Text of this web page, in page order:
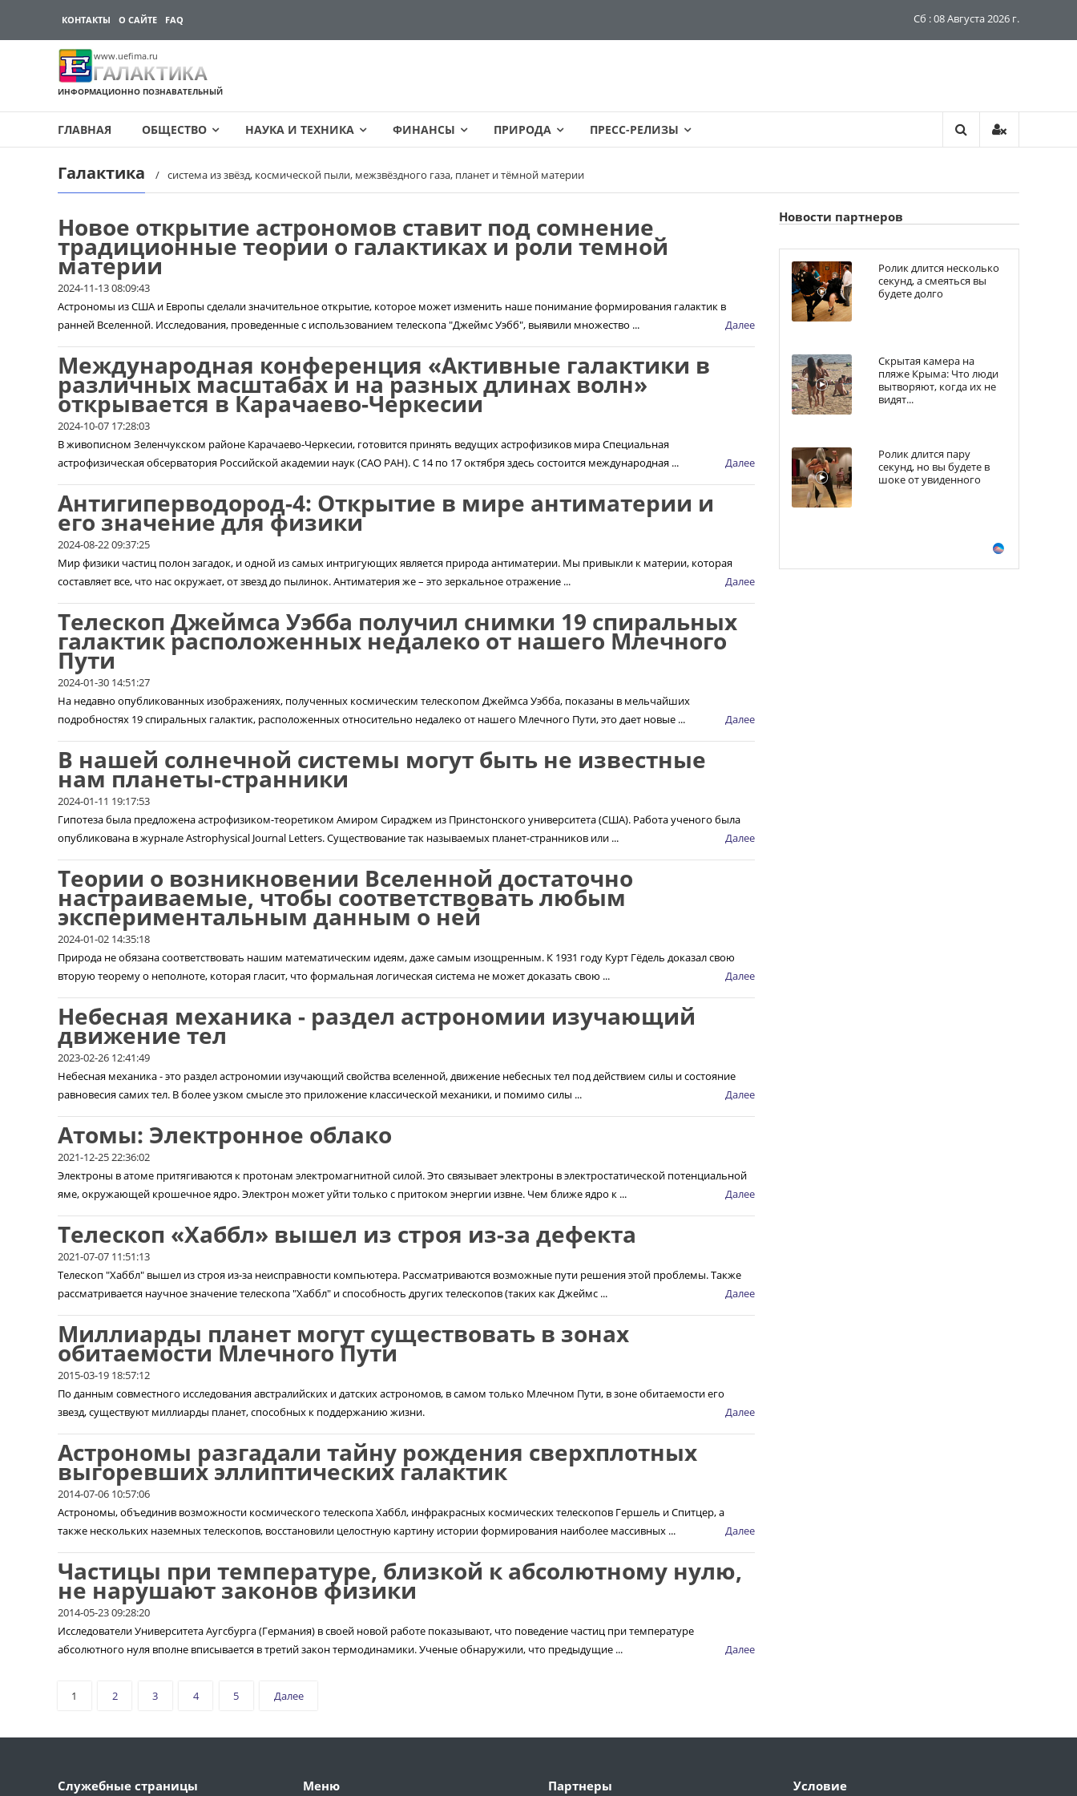
КОНТАКТЫ О САЙТЕ FAQ Сб : 08 Августа 2026 г.
www.uefima.ru
ГАЛАКТИКА
ИНФОРМАЦИОННО ПОЗНАВАТЕЛЬНЫЙ
ГЛАВНАЯ ОБЩЕСТВО НАУКА И ТЕХНИКА ФИНАНСЫ ПРИРОДА ПРЕСС-РЕЛИЗЫ
Галактика система из звёзд, космической пыли, межзвёздного газа, планет и тёмной материи
Новое открытие астрономов ставит под сомнение
традиционные теории о галактиках и роли темной
материи
2024-11-13 08:09:43
Астрономы из США и Европы сделали значительное открытие, которое может изменить наше понимание формирования галактик в
ранней Вселенной. Исследования, проведенные с использованием телескопа "Джеймс Уэбб", выявили множество ...
Далее
Международная конференция «Активные галактики в
различных масштабах и на разных длинах волн»
открывается в Карачаево-Черкесии
2024-10-07 17:28:03
В живописном Зеленчукском районе Карачаево-Черкесии, готовится принять ведущих астрофизиков мира Специальная
астрофизическая обсерватория Российской академии наук (САО РАН). С 14 по 17 октября здесь состоится международная ...
Далее
Антигиперводород-4: Открытие в мире антиматерии и
его значение для физики
2024-08-22 09:37:25
Мир физики частиц полон загадок, и одной из самых интригующих является природа антиматерии. Мы привыкли к материи, которая
составляет все, что нас окружает, от звезд до пылинок. Антиматерия же – это зеркальное отражение ...
Далее
Телескоп Джеймса Уэбба получил снимки 19 спиральных
галактик расположенных недалеко от нашего Млечного
Пути
2024-01-30 14:51:27
На недавно опубликованных изображениях, полученных космическим телескопом Джеймса Уэбба, показаны в мельчайших
подробностях 19 спиральных галактик, расположенных относительно недалеко от нашего Млечного Пути, это дает новые ...
Далее
В нашей солнечной системы могут быть не известные
нам планеты-странники
2024-01-11 19:17:53
Гипотеза была предложена астрофизиком-теоретиком Амиром Сираджем из Принстонского университета (США). Работа ученого была
опубликована в журнале Astrophysical Journal Letters. Существование так называемых планет-странников или ...
Далее
Теории о возникновении Вселенной достаточно
настраиваемые, чтобы соответствовать любым
экспериментальным данным о ней
2024-01-02 14:35:18
Природа не обязана соответствовать нашим математическим идеям, даже самым изощренным. К 1931 году Курт Гёдель доказал свою
вторую теорему о неполноте, которая гласит, что формальная логическая система не может доказать свою ...
Далее
Небесная механика - раздел астрономии изучающий
движение тел
2023-02-26 12:41:49
Небесная механика - это раздел астрономии изучающий свойства вселенной, движение небесных тел под действием силы и состояние
равновесия самих тел. В более узком смысле это приложение классической механики, и помимо силы ...
Далее
Атомы: Электронное облако
2021-12-25 22:36:02
Электроны в атоме притягиваются к протонам электромагнитной силой. Это связывает электроны в электростатической потенциальной
яме, окружающей крошечное ядро. Электрон может уйти только с притоком энергии извне. Чем ближе ядро к ...
Далее
Телескоп «Хаббл» вышел из строя из-за дефекта
2021-07-07 11:51:13
Телескоп "Хаббл" вышел из строя из-за неисправности компьютера. Рассматриваются возможные пути решения этой проблемы. Также
рассматривается научное значение телескопа "Хаббл" и способность других телескопов (таких как Джеймс ...
Далее
Миллиарды планет могут существовать в зонах
обитаемости Млечного Пути
2015-03-19 18:57:12
По данным совместного исследования австралийских и датских астрономов, в самом только Млечном Пути, в зоне обитаемости его
звезд, существуют миллиарды планет, способных к поддержанию жизни.
Далее
Астрономы разгадали тайну рождения сверхплотных
выгоревших эллиптических галактик
2014-07-06 10:57:06
Астрономы, объединив возможности космического телескопа Хаббл, инфракрасных космических телескопов Гершель и Спитцер, а
также нескольких наземных телескопов, восстановили целостную картину истории формирования наиболее массивных ...
Далее
Частицы при температуре, близкой к абсолютному нулю,
не нарушают законов физики
2014-05-23 09:28:20
Исследователи Университета Аугсбурга (Германия) в своей новой работе показывают, что поведение частиц при температуре
абсолютного нуля вполне вписывается в третий закон термодинамики. Ученые обнаружили, что предыдущие ...
Далее
1 2 3 4 5 Далее
Новости партнеров
Ролик длится несколько
секунд, а смеяться вы
будете долго
Скрытая камера на
пляже Крыма: Что люди
вытворяют, когда их не
видят...
Ролик длится пару
секунд, но вы будете в
шоке от увиденного
Служебные страницы Меню Партнеры Условие